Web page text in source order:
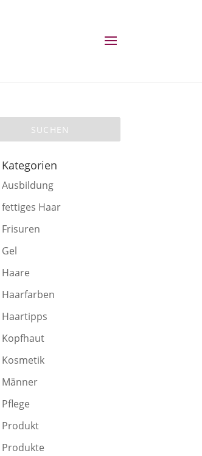
Kategorien
Ausbildung
fettiges Haar
Frisuren
Gel
Haare
Haarfarben
Haartipps
Kopfhaut
Kosmetik
Männer
Pflege
Produkt
Produkte